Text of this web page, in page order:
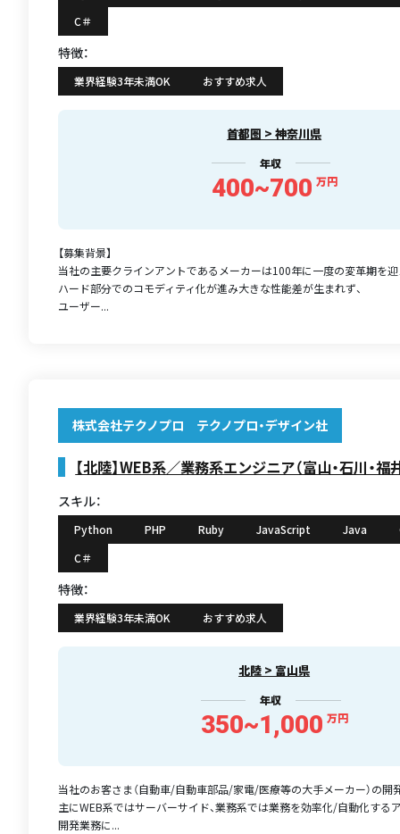
C＃
特徴：
業界経験3年未満OK おすすめ求人
首都圏 > 神奈川県
年収
400~700 万円
【募集背景】
当社の主要クラインアントであるメーカーは100年に一度の変革期を迎
ハード部分でのコモディティ化が進み大きな性能差が生まれず、
ユーザー...
株式会社テクノプロ テクノプロ・デザイン社
【北陸】WEB系／業務系エンジニア（富山・石川・福
スキル：
Python PHP Ruby JavaScript Java
C＃
特徴：
業界経験3年未満OK おすすめ求人
北陸 > 富山県
年収
350~1,000 万円
当社のお客さま（自動車/自動車部品/家電/医療等の大手メーカー）の開
主にWEB系ではサーバーサイド、業務系では業務を効率化/自動化する
開発業務に...